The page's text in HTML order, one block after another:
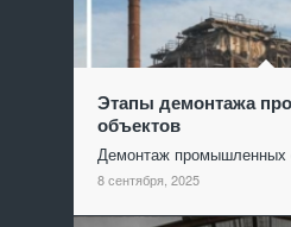
Этапы демонтажа
объектов
Демонтаж
8 сентября, 2025